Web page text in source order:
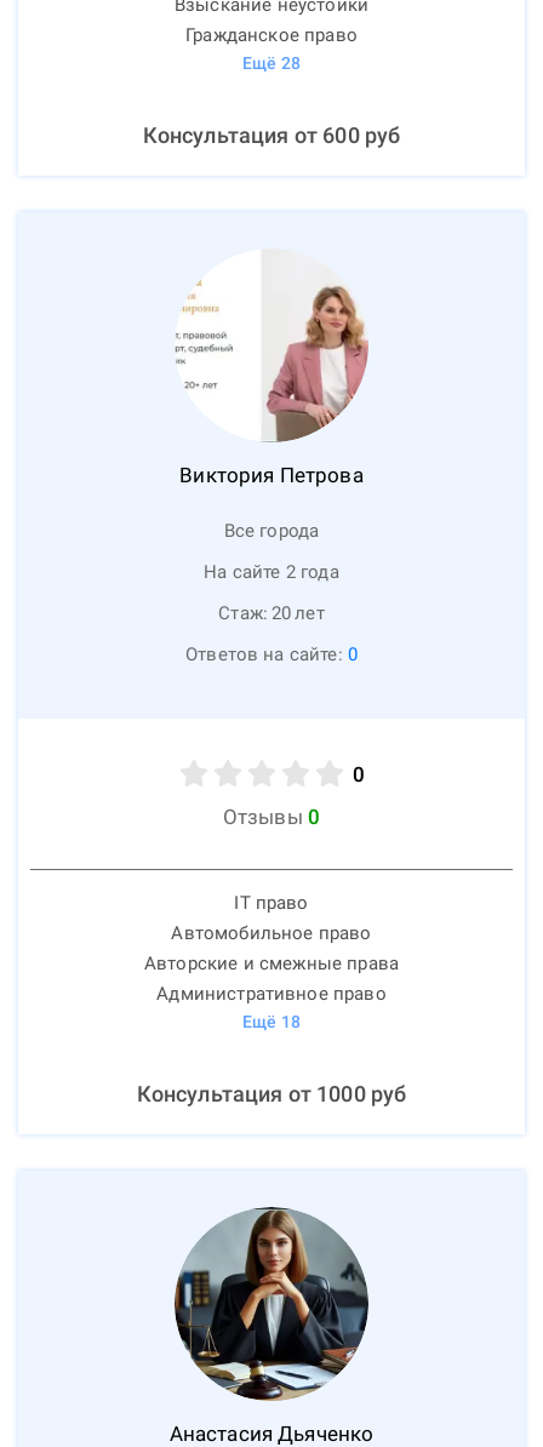
Взыскание неустойки
Гражданское право
Ещё 28
Консультация от 600руб
Виктория Петрова
Все города
На сайте 2 года
Стаж: 20лет
Ответов на сайте: 0
0
Отзывы 0
IT право
Автомобильное право
Авторские и смежные права
Административное право
Ещё 18
Консультация от 1000руб
Анастасия Дьяченко